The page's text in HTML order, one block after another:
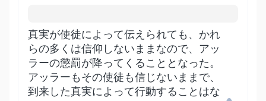
真実が使徒によって伝えられても、かれ
らの多くは信仰しないままなので、アッ
ラーの懲罰が降ってくることとなった。
アッラーもその使徒も信じないままで、
到来した真実によって行動することはな